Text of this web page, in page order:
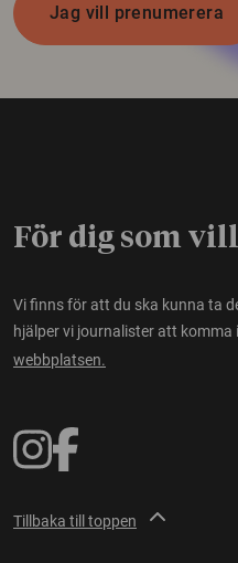
Jag vill prenumerera
För dig som
Vi finns för att du ska kunna ta
hjälper vi journalister att
webbplatsen.
Tillbaka till toppen